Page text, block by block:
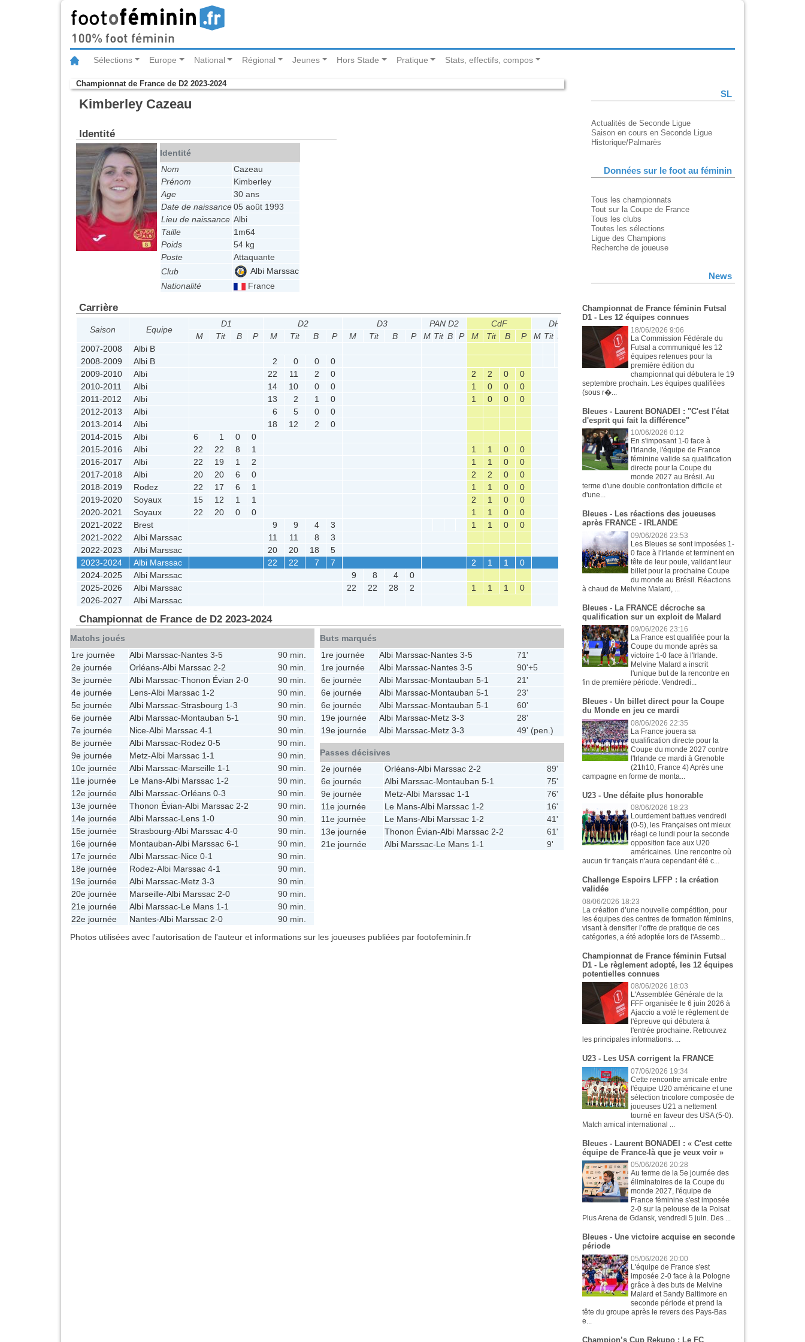
Sélections Europe National Régional Jeunes Hors Stade Pratique Stats, effectifs, compos
Championnat de France de D2 2023-2024
Kimberley Cazeau
Identité
Identité
Nom
Cazeau
Prénom
Kimberley
Age
30 ans
Date de naissance05 août 1993
Lieu de naissance Albi
Taille
1m64
Poids
54 kg
Poste
Attaquante
Club
Albi Marssac
Nationalité
France
Carrière
Saison Equipe
D1 D2 D3 PAN D2 CdF DH
CNF U19
M
Tit B P M Tit B P M Tit B P M Tit B P M Tit B P M Tit B Tit B
P
2007-2008
Albi B
2008-2009
Albi B 2 0 0
0
2009-2010
Albi 22 11 2 0 2 2 0
0
2010-2011
Albi 14 10 0 0 1 0 0
0
2011-2012
Albi 13 2 1 0 1 0 0 0 5
2012-2013
Albi 6 5 0
0
2013-2014
Albi 18 12 2
0
2014-2015
Albi 6 1 0
0
2015-2016
Albi 22 22 8 1 1 1 0
0
2016-2017
Albi 22 19 1 2 1 1 0
0
2017-2018
Albi 20 20 6 0 2 2 0
0
2018-2019
Rodez 22 17 6 1 1 1 0
0
2019-2020
Soyaux 15 12 1 1 2 1 0
0
2020-2021
Soyaux 22 20 0 0 1 1 0
0
2021-2022
Brest 9 9 4 3 1 1 0
0
2021-2022
Albi Marssac 11 11 8
3
2022-2023
Albi Marssac 20 20 18
5
2023-2024
Albi Marssac 22 22 7 7 2 1 1
0
2024-2025
Albi Marssac 9 8 4
0
2025-2026
Albi Marssac 22 22 28 2 1 1 1
0
2026-2027
Albi Marssac
Championnat de France de D2 2023-2024
Matchs joués
1re journée
Albi Marssac-Nantes 3-5
90 min.
2e journée
Orléans-Albi Marssac 2-2
90 min.
3e journée
Albi Marssac-Thonon Évian 2-0
90 min.
4e journée
Lens-Albi Marssac 1-2
90 min.
5e journée
Albi Marssac-Strasbourg 1-3
90 min.
6e journée
Albi Marssac-Montauban 5-1
90 min.
7e journée
Nice-Albi Marssac 4-1
90 min.
8e journée
Albi Marssac-Rodez 0-5
90 min.
9e journée
Metz-Albi Marssac 1-1
90 min.
10e journée
Albi Marssac-Marseille 1-1
90 min.
11e journée
Le Mans-Albi Marssac 1-2
90 min.
12e journée
Albi Marssac-Orléans 0-3
90 min.
13e journée
Thonon Évian-Albi Marssac 2-2
90 min.
14e journée
Albi Marssac-Lens 1-0
90 min.
15e journée
Strasbourg-Albi Marssac 4-0
90 min.
16e journée
Montauban-Albi Marssac 6-1
90 min.
17e journée
Albi Marssac-Nice 0-1
90 min.
18e journée
Rodez-Albi Marssac 4-1
90 min.
19e journée
Albi Marssac-Metz 3-3
90 min.
20e journée
Marseille-Albi Marssac 2-0
90 min.
21e journée
Albi Marssac-Le Mans 1-1
90 min.
22e journée
Nantes-Albi Marssac 2-0 90 min.
Buts marqués
1re journée
Albi Marssac-Nantes 3-5
71'
1re journée
Albi Marssac-Nantes 3-5
90'+5
6e journée
Albi Marssac-Montauban 5-1
21'
6e journée
Albi Marssac-Montauban 5-1
23'
6e journée
Albi Marssac-Montauban 5-1
60'
19e journée
Albi Marssac-Metz 3-3
28'
19e journée
Albi Marssac-Metz 3-3 49' (pen.)
Passes décisives
2e journée
Orléans-Albi Marssac 2-2
89'
6e journée
Albi Marssac-Montauban 5-1
75'
9e journée
Metz-Albi Marssac 1-1
76'
11e journée
Le Mans-Albi Marssac 1-2
16'
11e journée
Le Mans-Albi Marssac 1-2
41'
13e journée
Thonon Évian-Albi Marssac 2-2
61'
21e journée
Albi Marssac-Le Mans 1-1 9'
Photos utilisées avec l'autorisation de l'auteur et informations sur les joueuses publiées par footofeminin.fr
SL
Actualités de Seconde Ligue
Saison en cours en Seconde Ligue
Historique/Palmarès
Données sur le foot au féminin
Tous les championnats
Tout sur la Coupe de France
Tous les clubs
Toutes les sélections
Ligue des Champions
Recherche de joueuse
News
Championnat de France féminin Futsal
D1 - Les 12 équipes connues
18/06/2026 9:06
La Commission Fédérale du
Futsal a communiqué les 12
équipes retenues pour la
première édition du
championnat qui débutera le 19
septembre prochain. Les équipes qualifiées
(sous r�...
Bleues - Laurent BONADEI : "C'est l'état
d'esprit qui fait la différence"
10/06/2026 0:12
En s'imposant 1-0 face à
l'Irlande, l'équipe de France
féminine valide sa qualification
directe pour la Coupe du
monde 2027 au Brésil. Au
terme d'une double confrontation difficile et
d'une...
Bleues - Les réactions des joueuses
après FRANCE - IRLANDE
09/06/2026 23:53
Les Bleues se sont imposées 1-
0 face à l'Irlande et terminent en
tête de leur poule, validant leur
billet pour la prochaine Coupe
du monde au Brésil. Réactions
à chaud de Melvine Malard, ...
Bleues - La FRANCE décroche sa
qualification sur un exploit de Malard
09/06/2026 23:16
La France est qualifiée pour la
Coupe du monde après sa
victoire 1-0 face à l'Irlande.
Melvine Malard a inscrit
l'unique but de la rencontre en
fin de première période. Vendredi...
Bleues - Un billet direct pour la Coupe
du Monde en jeu ce mardi
08/06/2026 22:35
La France jouera sa
qualification directe pour la
Coupe du monde 2027 contre
l'Irlande ce mardi à Grenoble
(21h10, France 4) Après une
campagne en forme de monta...
U23 - Une défaite plus honorable
08/06/2026 18:23
Lourdement battues vendredi
(0-5), les Françaises ont mieux
réagi ce lundi pour la seconde
opposition face aux U20
américaines. Une rencontre où
aucun tir français n'aura cependant été c...
Challenge Espoirs LFFP : la création
validée
08/06/2026 18:23
La création d’une nouvelle compétition, pour
les équipes des centres de formation féminins,
visant à densifier l’offre de pratique de ces
catégories, a été adoptée lors de l'Assemb...
Championnat de France féminin Futsal
D1 - Le règlement adopté, les 12 équipes
potentielles connues
08/06/2026 18:03
L'Assemblée Générale de la
FFF organisée le 6 juin 2026 à
Ajaccio a voté le règlement de
l'épreuve qui débutera à
l'entrée prochaine. Retrouvez
les principales informations. ...
U23 - Les USA corrigent la FRANCE
07/06/2026 19:34
Cette rencontre amicale entre
l'équipe U20 américaine et une
sélection tricolore composée de
joueuses U21 a nettement
tourné en faveur des USA (5-0).
Match amical international ...
Bleues - Laurent BONADEI : « C'est cette
équipe de France-là que je veux voir »
05/06/2026 20:28
Au terme de la 5e journée des
éliminatoires de la Coupe du
monde 2027, l'équipe de
France féminine s'est imposée
2-0 sur la pelouse de la Polsat
Plus Arena de Gdansk, vendredi 5 juin. Des ...
Bleues - Une victoire acquise en seconde
période
05/06/2026 20:00
L'équipe de France s'est
imposée 2-0 face à la Pologne
grâce à des buts de Melvine
Malard et Sandy Baltimore en
seconde période et prend la
tête du groupe après le revers des Pays-Bas
e...
Champion’s Cup Rekupo : Le FC